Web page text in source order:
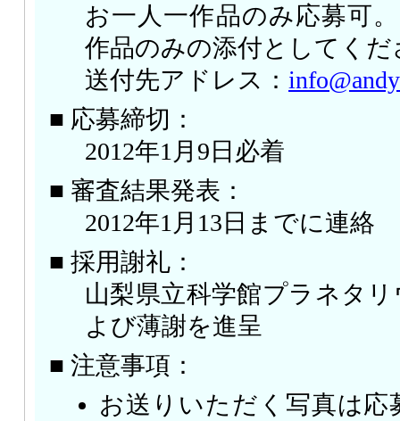
お一人一作品のみ応募可
作品のみの添付としてくだ
送付先アドレス：
■ 応募締切：
2012年1月9日必着
■ 審査結果発表：
2012年1月13日までに連絡
■ 採用謝礼：
山梨県立科学館プラネタ
よび薄謝を進呈
■ 注意事項：
お送りいただく写真は応